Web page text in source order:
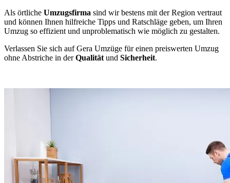
Als örtliche Umzugsfirma sind wir bestens mit der Region vertraut
und können Ihnen hilfreiche Tipps und Ratschläge geben, um Ihren
Umzug so effizient und unproblematisch wie möglich zu gestalten.
Verlassen Sie sich auf Gera Umzüge für einen preiswerten Umzug
ohne Abstriche in derQualität und Sicherheit.